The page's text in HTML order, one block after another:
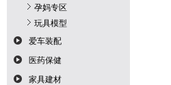
孕妈专区
玩具模型
爱车装配
医药保健
家具建材